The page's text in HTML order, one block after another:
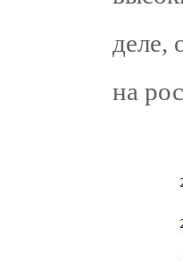
деле,
на